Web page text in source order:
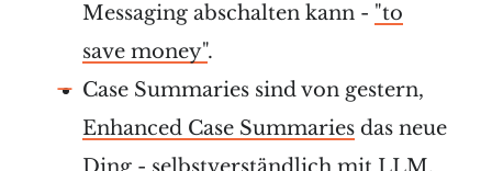
Messaging abschalten kann - "to
save money".
Case Summaries sind von gestern,
Enhanced Case Summaries das neue